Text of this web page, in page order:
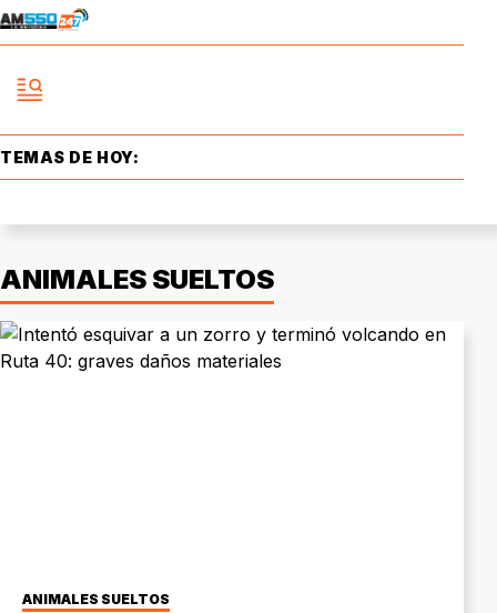
TEMAS DE HOY:
ANIMALES SUELTOS
ANIMALES SUELTOS